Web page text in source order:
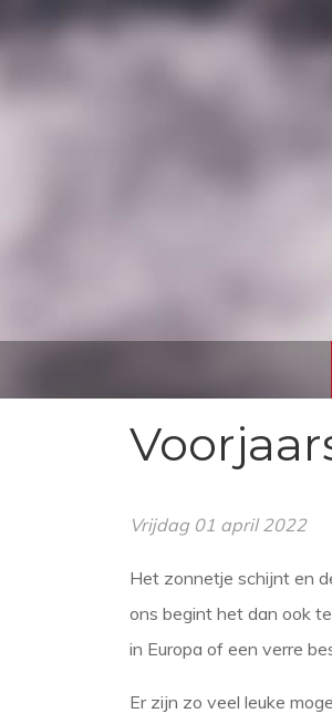
Vrijdag 01 april 2022
Het zonnetje schijnt en
ons begint het dan ook
in Europa of een verre
Er zijn zo veel leuke